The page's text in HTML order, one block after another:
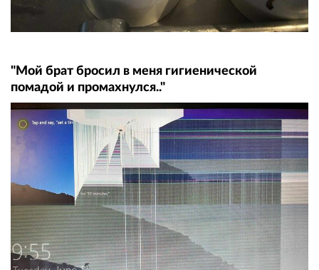
"Мой брат бросил в меня гигиенической
помадой и промахнулся.."